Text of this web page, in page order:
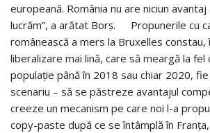
europeană. România nu are niciun
lucrăm”, a arătat Borș. Propunerile cu
românească a mers la Bruxelles
liberalizare mai lină, care să meargă la fel
populație până în 2018 sau chiar 2020, fie
scenariu – să se păstreze avantajul
creeze un mecanism pe care noi l-a
copy-paste după ce se întâmplă în